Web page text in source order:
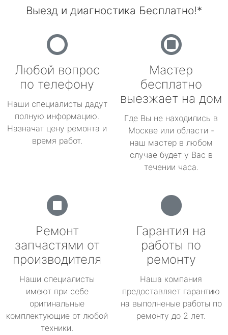
Выезд и диагностика Бесплатно!*
Любой вопрос
по телефону
Наши специалисты дадут
полную информацию.
Назначат цену ремонта и
время работ.
Мастер
бесплатно
выезжает на дом
Где Вы не находились в
Москве или области -
наш мастер в любом
случае будет у Вас в
течении часа.
Ремонт
запчастями от
производителя
Наши специалисты
имеют при себе
оригинальные
комплектующие от любой
техники.
Гарантия на
работы по
ремонту
Наша компания
предоставляет гарантию
на выполненые работы по
ремонту до 2 лет.